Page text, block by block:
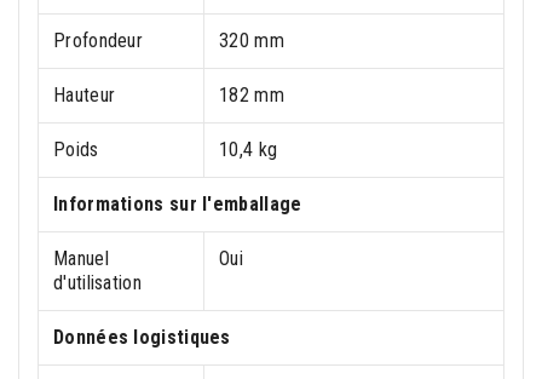
Profondeur 320 mm
Hauteur 182 mm
Poids 10,4 kg
Informations sur l'emballage
Manuel
d'utilisation
Oui
Données logistiques